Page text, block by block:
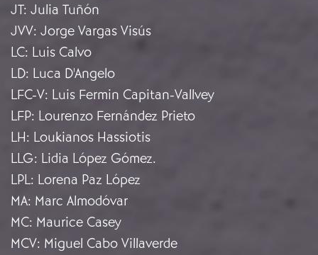
JT: Julia Tuñón
JVV: Jorge Vargas Visús
LC: Luis Calvo
LD: Luca D'Angelo
LFC-V: Luis Fermin Capitan-Vallvey
LFP: Lourenzo Fernández Prieto
LH: Loukianos Hassiotis
LLG: Lidia López Gómez.
LPL: Lorena Paz López
MA: Marc Almodóvar
MC: Maurice Casey
MCV: Miguel Cabo Villaverde